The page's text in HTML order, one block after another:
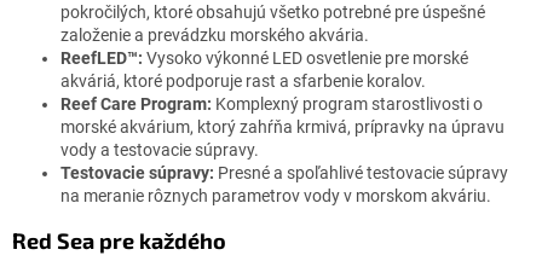
pokročilých, ktoré obsahujú všetko potrebné pre úspešné
založenie a prevádzku morského akvária.
ReefLED™: Vysoko výkonné LED osvetlenie pre morské
akváriá, ktoré podporuje rast a sfarbenie koralov.
Reef Care Program: Komplexný program starostlivosti o
morské akvárium, ktorý zahŕňa krmivá, prípravky na úpravu
vody a testovacie súpravy.
Testovacie súpravy: Presné a spoľahlivé testovacie súpravy
na meranie rôznych parametrov vody v morskom akváriu.
Red Sea pre každého